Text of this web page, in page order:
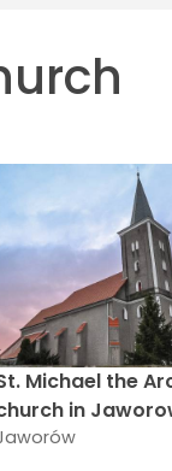
Michael the
in